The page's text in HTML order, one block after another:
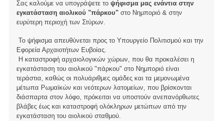
Σας καλούμε να υπογράψετε το ψήφισμα μας ενάντια στην
εγκατάσταση αιολικού "πάρκου"στο Νημποριό & στην
ευρύτερη περιοχή των Στύρων.
Το ψήφισμα απευθύνεται προς το Υπουργείο Πολιτισμού και την
Εφορεία Αρχαιοτήτων Ευβοίας.
Η καταστροφή αρχαιολογικών χώρων, που θα προκαλέσει η
εγκατάσταση του αιολικού "πάρκου" στο Νημποριό είναι
τεράστια, καθώς οι πολυάριθμες ομάδες και τα μεμονωμένα
μέτωπα Ρωμαϊκών και νεότερων λατομείων, που βρίσκονται
διάσπαρτα στον λόφο, πρόκειται να υποστούν ανεπανόρθωτες
βλάβες έως και καταστροφή ολόκληρων μετώπων από την
εγκατάσταση του αιολικού σταθμού.